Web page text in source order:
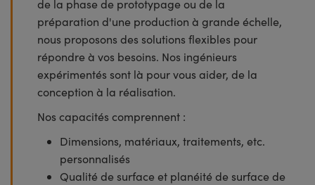
de la phase de prototypage ou de la
préparation d'une production à grande échelle,
nous proposons des solutions flexibles pour
répondre à vos besoins. Nos ingénieurs
expérimentés sont là pour vous aider, de la
conception à la réalisation.
Nos capacités comprennent :
Dimensions, matériaux, traitements, etc.
personnalisés
Qualité de surface et planéité de surface de